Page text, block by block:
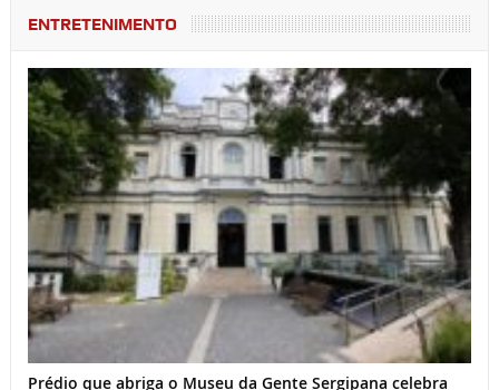
ENTRETENIMENTO
Prédio que abriga o Museu da Gente Sergipana celebra